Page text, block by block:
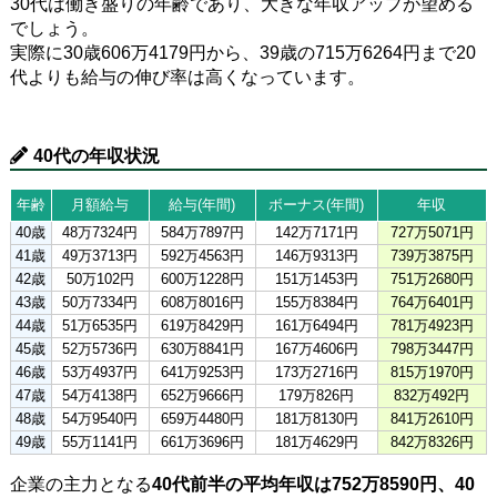
30代は働き盛りの年齢であり、大きな年収アップが望める
でしょう。
実際に30歳606万4179円から、39歳の715万6264円まで20
代よりも給与の伸び率は高くなっています。
40代の年収状況
年齢 月額給与 給与(年間) ボーナス(年間)
年収
40歳
48万7324円 584万7897円 142万7171円
727万5071円
41歳
49万3713円 592万4563円 146万9313円
739万3875円
42歳
50万102円 600万1228円 151万1453円
751万2680円
43歳
50万7334円 608万8016円 155万8384円
764万6401円
44歳
51万6535円 619万8429円 161万6494円
781万4923円
45歳
52万5736円 630万8841円 167万4606円
798万3447円
46歳
53万4937円 641万9253円 173万2716円
815万1970円
47歳
54万4138円 652万9666円 179万826円
832万492円
48歳
54万9540円 659万4480円 181万8130円
841万2610円
49歳
55万1141円 661万3696円 181万4629円 842万8326円
企業の主力となる40代前半の平均年収は752万8590円、40